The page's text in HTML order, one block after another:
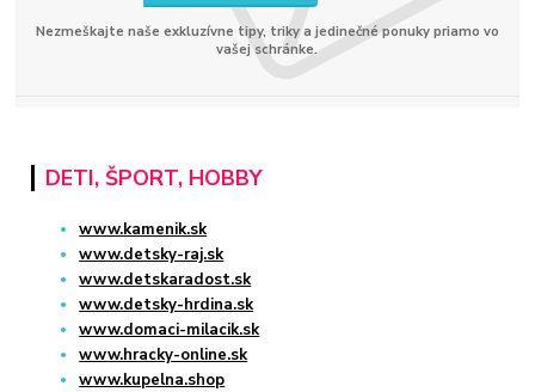
Nezmeškajte naše exkluzívne tipy, triky a jedinečné ponuky priamo vo
vašej schránke.
DETI, ŠPORT, HOBBY
www.kamenik.sk
www.detsky-raj.sk
www.detskaradost.sk
www.detsky-hrdina.sk
www.domaci-milacik.sk
www.hracky-online.sk
www.kupelna.shop